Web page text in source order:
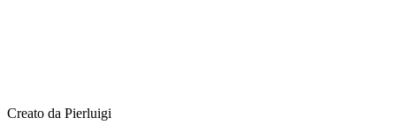
Creato da Pierluigi